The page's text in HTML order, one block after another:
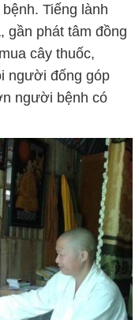
Tiếng lành
phát tâm đồng
cây thuốc,
người đống góp
người bệnh có